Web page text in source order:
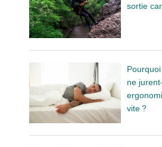
sortie
ne
vite ?